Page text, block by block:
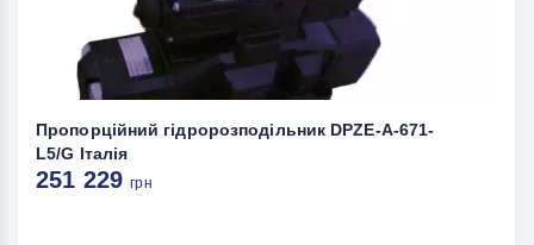
Пропорційний гідророзподільник DPZE-A-671-
L5/G Італія
251 229грн